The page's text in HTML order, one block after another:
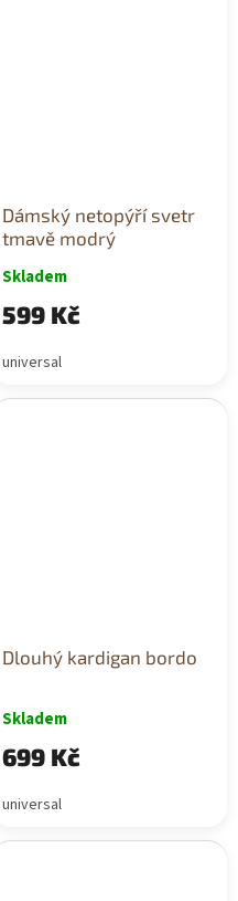
Dámský netopýří svetr
tmavě modrý
Skladem
599 Kč
universal
Dlouhý kardigan bordo
Skladem
699 Kč
universal